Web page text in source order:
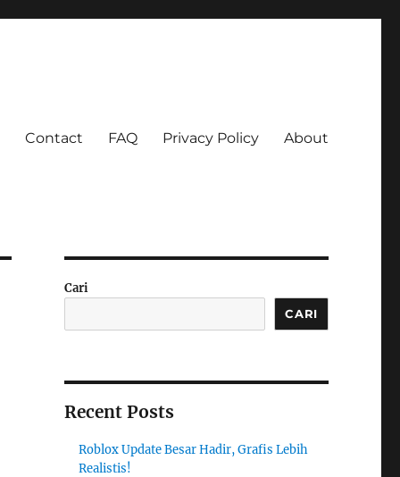
Contact FAQ Privacy Policy About
Cari
CARI
Recent Posts
Roblox Update Besar Hadir, Grafis Lebih
Realistis!